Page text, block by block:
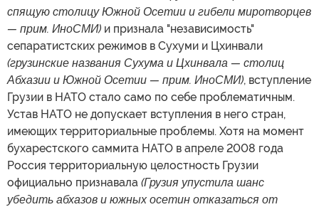
спящую столицу Южной Осетии и гибели миротворцев
— прим. ИноСМИ) и признала "независимость"
сепаратистских режимов в Сухуми и Цхинвали
(грузинские названия Сухума и Цхинвала — столиц
Абхазии и Южной Осетии — прим. ИноСМИ), вступление
Грузии в НАТО стало само по себе проблематичным.
Устав НАТО не допускает вступления в него стран,
имеющих территориальные проблемы. Хотя на момент
бухарестского саммита НАТО в апреле 2008 года
Россия территориальную целостность Грузии
официально признавала (Грузия упустила шанс
убедить абхазов и южных осетин отказаться от